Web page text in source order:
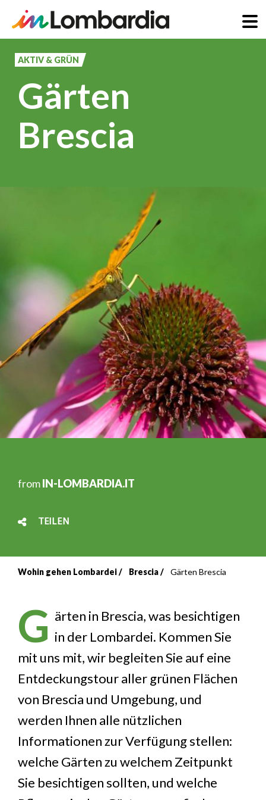
zumAKTIV & GRÜN
Gärten
Brescia
fromIN-LOMBARDIA.IT
TEILEN
Breadcrumb
Wohin gehen Lombardei Brescia Gärten Brescia
G ärten in Brescia, was besichtigen
in der Lombardei. Kommen Sie
mit uns mit, wir begleiten Sie auf eine
Entdeckungstour aller grünen Flächen
von Brescia und Umgebung, und
werden Ihnen alle nützlichen
Informationen zur Verfügung stellen:
welche Gärten zu welchem Zeitpunkt
Sie besichtigen sollten, und welche